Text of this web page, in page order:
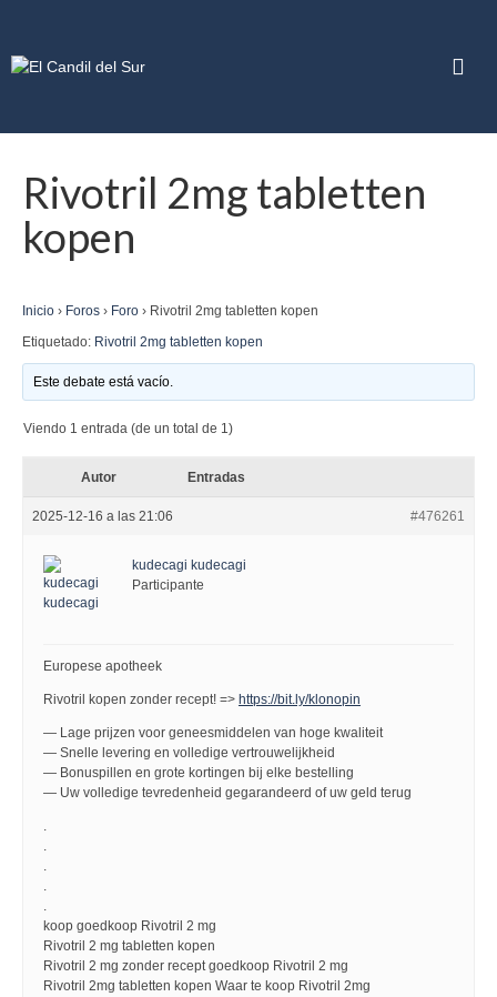
Rivotril 2mg tabletten
kopen
Inicio › Foros › Foro › Rivotril 2mg tabletten kopen
Etiquetado: Rivotril 2mg tabletten kopen
Este debate está vacío.
Viendo 1 entrada (de un total de 1)
Autor Entradas
2025-12-16 a las 21:06 #476261
kudecagi kudecagi
Participante
Europese apotheek
Rivotril kopen zonder recept! => https://bit.ly/klonopin
— Lage prijzen voor geneesmiddelen van hoge kwaliteit
— Snelle levering en volledige vertrouwelijkheid
— Bonuspillen en grote kortingen bij elke bestelling
— Uw volledige tevredenheid gegarandeerd of uw geld terug
.
.
.
.
.
koop goedkoop Rivotril 2 mg
Rivotril 2 mg tabletten kopen
Rivotril 2 mg zonder recept goedkoop Rivotril 2 mg
Rivotril 2mg tabletten kopen Waar te koop Rivotril 2mg